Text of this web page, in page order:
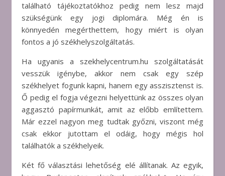
található tájékoztatókhoz pedig nem lesz majd
szükségünk egy jogi diplomára. Még én is
könnyedén megérthettem, hogy miért is olyan
fontos a jó székhelyszolgáltatás.
Ha ugyanis a szekhelycentrum.hu szolgáltatását
vesszük igénybe, akkor nem csak egy szép
székhelyet fogunk kapni, hanem egy asszisztenst is.
Ő pedig el fogja végezni helyettünk az összes olyan
aggasztó papírmunkát, amit az előbb említettem.
Már ezzel nagyon meg tudtak győzni, viszont még
csak ekkor jutottam el odáig, hogy mégis hol
találhatók a székhelyeik.
Két fő választási lehetőség elé állítanak. Az egyik,